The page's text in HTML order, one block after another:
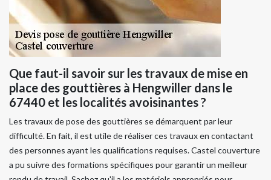
Que faut-il savoir sur les travaux de mise en
place des gouttières à Hengwiller dans le
67440 et les localités avoisinantes ?
Les travaux de pose des gouttières se démarquent par leur
difficulté. En fait, il est utile de réaliser ces travaux en contactant
des personnes ayant les qualifications requises. Castel couverture
a pu suivre des formations spécifiques pour garantir un meilleur